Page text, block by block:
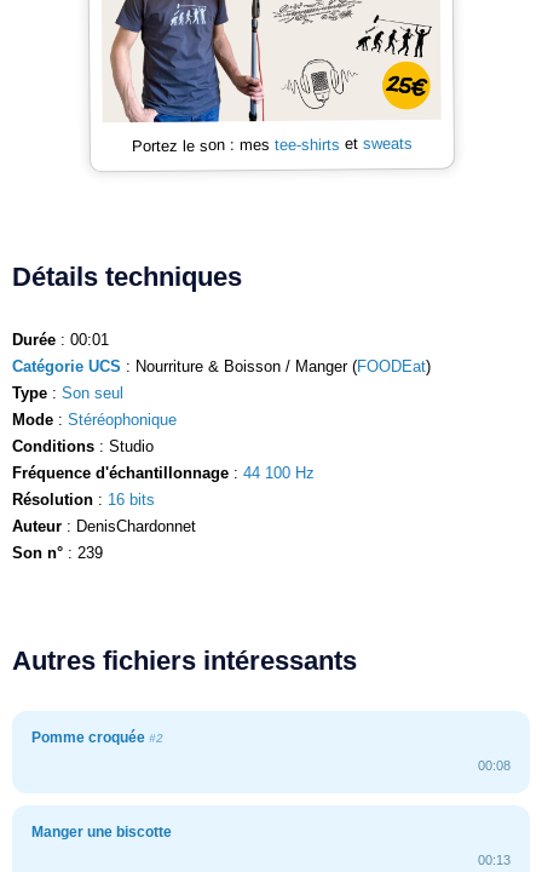
Portez le son : mes tee-shirts et sweats
Détails techniques
Durée : 00:01
Catégorie UCS : Nourriture & Boisson / Manger (FOODEat)
Type : Son seul
Mode : Stéréophonique
Conditions : Studio
Fréquence d'échantillonnage : 44 100 Hz
Résolution : 16 bits
Auteur : DenisChardonnet
Son n° : 239
Autres fichiers intéressants
Pomme croquée #2
00:08
Manger une biscotte
00:13